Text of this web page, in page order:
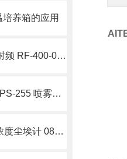
养箱的应用
日本东丽氧化锆血氧仪 射频 RF-400-01北崎热卖
日本SUGIDEN杉山电机PS-255 喷雾式涂油装置
SIBATA 柴田 LD-5D 高浓度尘埃计 080000-5 基建工地专用粉尘检测仪 简介